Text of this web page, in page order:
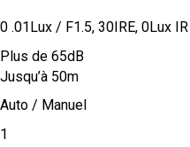
0 .01Lux / F1.5, 30IRE, 0Lux
Plus de 65dB
Jusqu’à 50m
Auto / Manuel
1